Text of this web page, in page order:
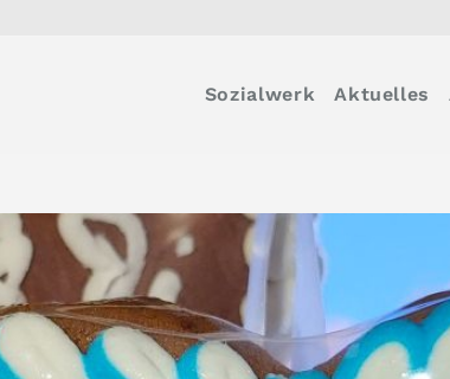
Sozialwerk Aktuelles